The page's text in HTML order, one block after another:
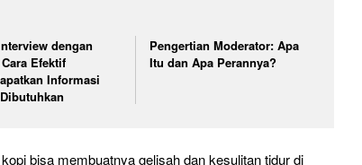
dengan
Efektif
Informasi
Pengertian Moderator: Apa
Itu dan Apa Perannya?
bisa membuatnya gelisah dan kesulitan tidur di